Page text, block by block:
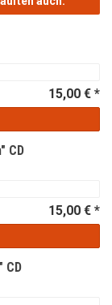
15,00 € *
CD
15,00 € *
CD